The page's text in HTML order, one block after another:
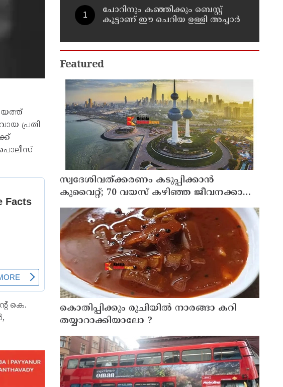
പ്രതി
കെ.
ചോറിനും കഞ്ഞിക്കും ബെസ്റ്റ്
കൂട്ടാണ് ഈ ചെറിയ ഉള്ളി അച്ചാർ
Featured
സ്വദേശിവത്ക്കരണം കടുപ്പിക്കാന്‍
കുവൈറ്റ്; 70 വയസ് കഴിഞ്ഞ ജീവനക്കാരെ
പിരിച്ചുവിടാന്‍ തീരുമാനം
കൊതിപ്പിക്കും രുചിയിൽ നാരങ്ങാ കറി
തയ്യാറാക്കിയാലോ ?